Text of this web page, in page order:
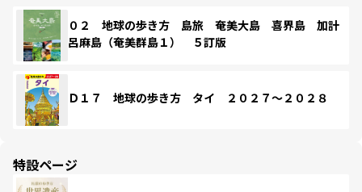
０２ 地球の歩き方 島旅 奄美大島 喜界島 加計
呂麻島（奄美群島１） ５訂版
Ｄ１７ 地球の歩き方 タイ ２０２７～２０２８
特設ページ